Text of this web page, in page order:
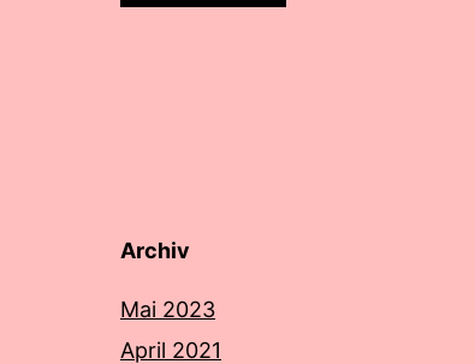
Archiv
Mai 2023
April 2021